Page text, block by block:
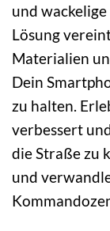
und
Lösung
Materialien
Dein
zu halten.
verbessert
die Straße zu
und